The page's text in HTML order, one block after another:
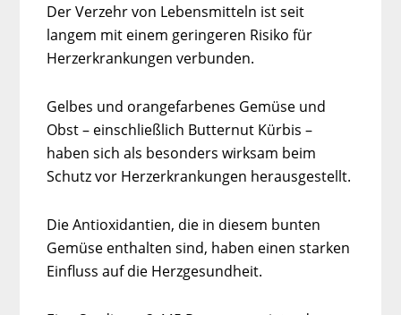
Der Verzehr von Lebensmitteln ist seit
langem mit einem geringeren Risiko für
Herzerkrankungen verbunden.
Gelbes und orangefarbenes Gemüse und
Obst – einschließlich Butternut Kürbis –
haben sich als besonders wirksam beim
Schutz vor Herzerkrankungen herausgestellt.
Die Antioxidantien, die in diesem bunten
Gemüse enthalten sind, haben einen starken
Einfluss auf die Herzgesundheit.